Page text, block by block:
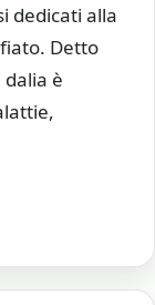
dedicati alla
Detto
è